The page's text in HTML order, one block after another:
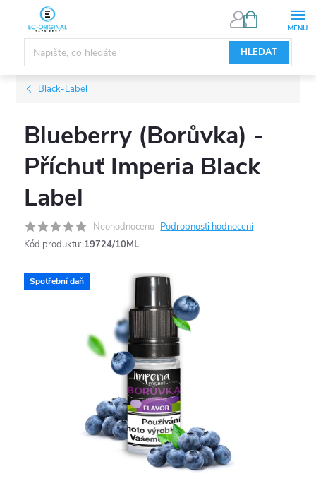
obsah
HLEDAT
NÁKUPNÍ
Black-Label
Blueberry (Borůvka) -
Příchuť Imperia Black
Label
Neohodnoceno Podrobnosti hodnocení
Kód produktu: 19724/10ML
Spotřební daň